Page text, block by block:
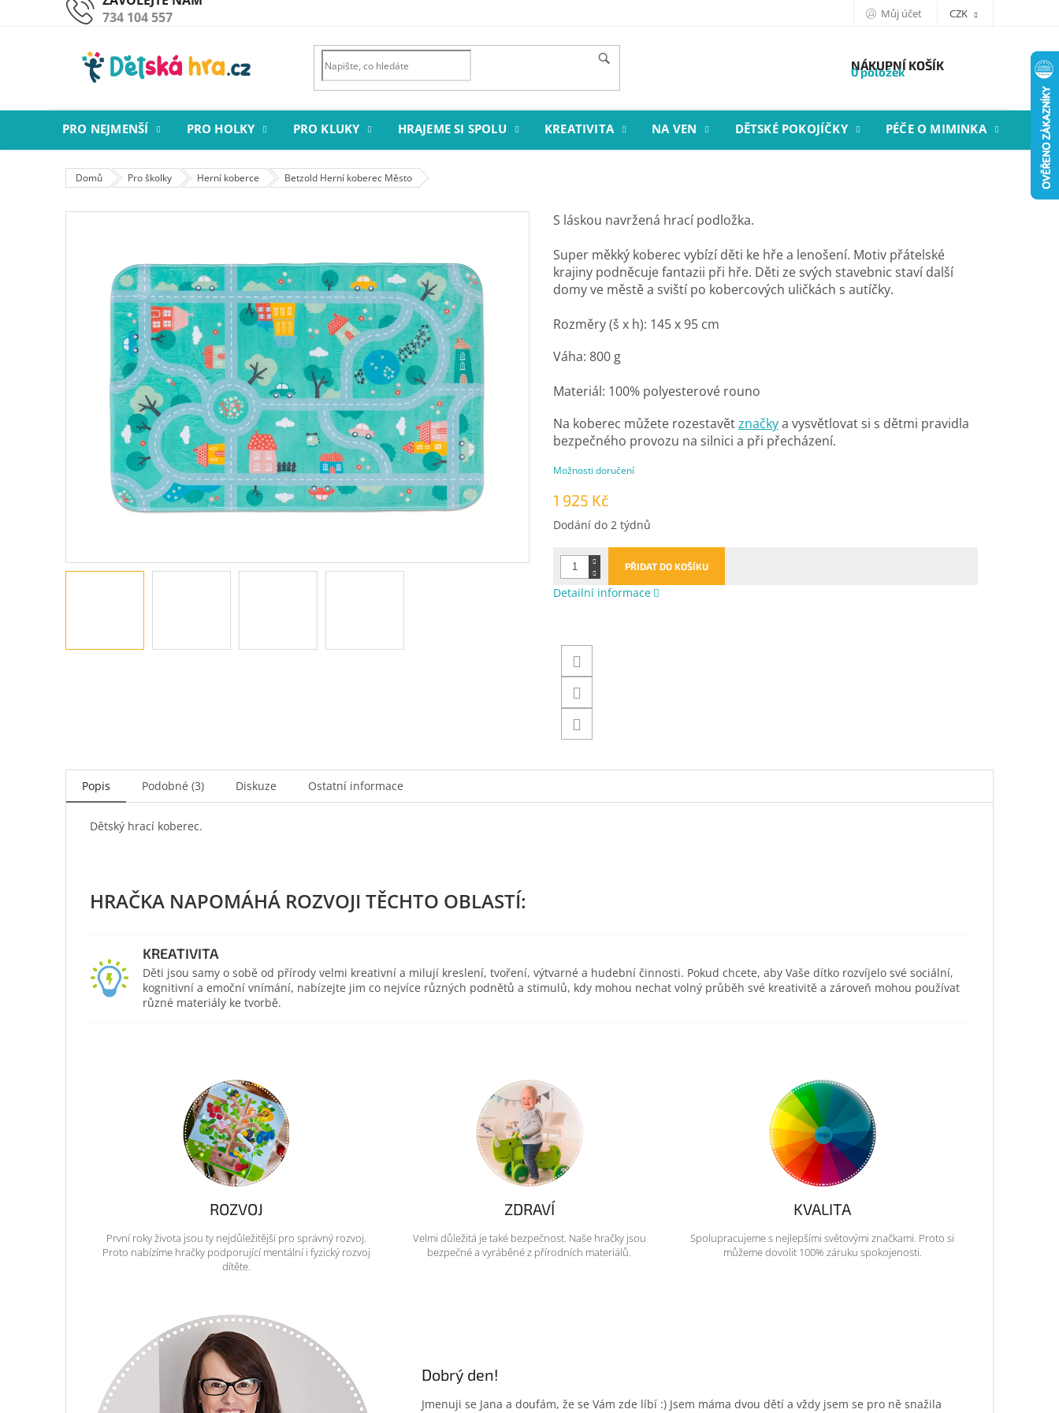
734 104 557 Můj účet CZK
NÁKUPNÍ KOŠÍK
0 položek
PRO NEJMENŠÍ PRO HOLKY PRO KLUKY HRAJEME SI SPOLU KREATIVITA NA VEN DĚTSKÉ POKOJÍČKY PÉČE O MIMINKA
Domů Pro školky Herní koberce Betzold Herní koberec Město
1 925 Kč
Měrná
Dodání do 2 týdnů
Možnosti doručení
PŘIDAT DO KOŠÍKU
S láskou navržená hrací podložka.
Super měkký koberec vybízí děti ke hře a lenošení. Motiv přátelské
krajiny podněcuje fantazii při hře. Děti ze svých stavebnic staví další
domy ve městě a sviští po kobercových uličkách s autíčky.
Rozměry (š x h): 145 x 95 cm
Váha: 800 g
Materiál: 100% polyesterové rouno
Na koberec můžete rozestavětznačkya vysvětlovat si s dětmi pravidla
bezpečného provozu na silnici a při přecházení.
Detailní informace
Popis Podobné (3) Diskuze Ostatní informace
Dětský hrací koberec.
KREATIVITA
Děti jsou samy o sobě od přírody velmi kreativní a milují kreslení, tvoření, výtvarné a hudební činnosti. Pokud chcete, aby Vaše dítko rozvíjelo své sociální,
kognitivní a emoční vnímání, nabízejte jim co nejvíce různých podnětů a stimulů, kdy mohou nechat volný průběh své kreativitě a zároveň mohou používat
různé materiály ke tvorbě.
ROZVOJ
První roky života jsou ty nejdůležitější pro správný rozvoj.
Proto nabízíme hračky podporující mentální i fyzický rozvoj
dítěte.
ZDRAVÍ
Velmi důležitá je také bezpečnost. Naše hračky jsou
bezpečné a vyráběné z přírodních materiálů.
KVALITA
Spolupracujeme s nejlepšími světovými značkami. Proto si
můžeme dovolit 100% záruku spokojenosti.
Dobrý den!
Jmenuji se Jana a doufám, že se Vám zde líbí :) Jsem máma dvou dětí a vždy jsem se pro ně snažila